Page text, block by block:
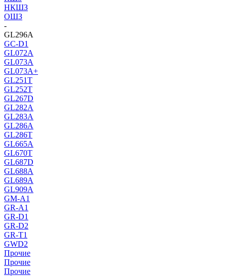
НКШЗ
ОШЗ
-
GL296A
GC-D1
GL072A
GL073A
GL073A+
GL251T
GL252T
GL267D
GL282A
GL283A
GL286A
GL286T
GL665A
GL670T
GL687D
GL688A
GL689A
GL909A
GM-A1
GR-A1
GR-D1
GR-D2
GR-T1
GWD2
Прочие
Прочие
Прочие